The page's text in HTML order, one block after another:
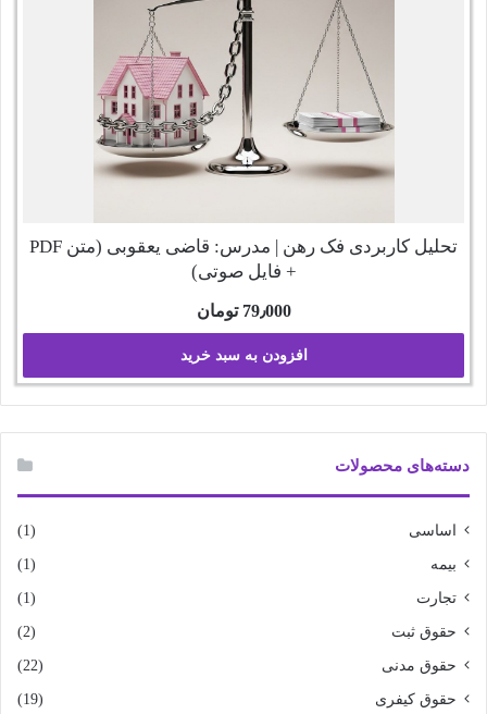
تحلیل کاربردی فک رهن | مدرس: قاضی یعقوبی (متن PDF
+ فایل صوتی)
79٫000 تومان
افزودن به سبد خرید
دسته‌های محصولات
اساسی (1)
بیمه (1)
تجارت (1)
حقوق ثبت (2)
حقوق مدنی (22)
حقوق کیفری (19)